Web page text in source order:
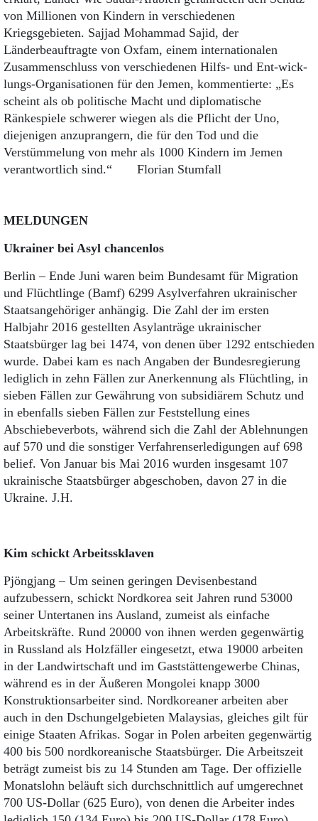
von Millionen von Kindern in verschiedenen
Kriegsgebieten. Sajjad Mohammad Sajid, der
Länderbeauftragte von Oxfam, einem internationalen
Zusammenschluss von verschiedenen Hilfs- und Ent-wick­
lungs-Organisationen für den Jemen, kommentierte: „Es
scheint als ob politische Macht und diplomatische
Ränkespiele schwerer wiegen als die Pflicht der Uno,
diejenigen anzuprangern, die für den Tod und die
Verstümmelung von mehr als 1000 Kindern im Jemen
verantwortlich sind.“ Florian Stumfall
MELDUNGEN
Ukrainer bei Asyl chancenlos
Berlin – Ende Juni waren beim Bundesamt für Migration
und Flüchtlinge (Bamf) 6299 Asylverfahren ukrainischer
Staatsangehöriger anhängig. Die Zahl der im ersten
Halbjahr 2016 gestellten Asylanträge ukrainischer
Staatsbürger lag bei 1474, von denen über 1292 entschieden
wurde. Dabei kam es nach Angaben der Bundesregierung
lediglich in zehn Fällen zur Anerkennung als Flüchtling, in
sieben Fällen zur Gewährung von subsidiärem Schutz und
in ebenfalls sieben Fällen zur Feststellung eines
Abschiebeverbots, während sich die Zahl der Ablehnungen
auf 570 und die sonstiger Verfahrenserledigungen auf 698
belief. Von Januar bis Mai 2016 wurden insgesamt 107
ukrainische Staatsbürger abgeschoben, davon 27 in die
Ukraine. J.H.
Kim schickt Arbeitssklaven
Pjöngjang – Um seinen geringen Devisenbestand
aufzubessern, schickt Nordkorea seit Jahren rund 53000
seiner Untertanen ins Ausland, zumeist als einfache
Arbeitskräfte. Rund 20000 von ihnen werden gegenwärtig
in Russland als Holzfäller eingesetzt, etwa 19000 arbeiten
in der Landwirtschaft und im Gaststättengewerbe Chinas,
während es in der Äußeren Mongolei knapp 3000
Konstruktionsarbeiter sind. Nordkoreaner arbeiten aber
auch in den Dschungelgebieten Malaysias, gleiches gilt für
einige Staaten Afrikas. Sogar in Polen arbeiten gegenwärtig
400 bis 500 nordkoreanische Staatsbürger. Die Arbeitszeit
beträgt zumeist bis zu 14 Stunden am Tage. Der offizielle
Monatslohn beläuft sich durchschnittlich auf umgerechnet
700 US-Dollar (625 Euro), von denen die Arbeiter indes